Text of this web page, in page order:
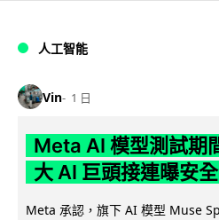
人工智能
Vin 1 日
Meta AI 模型測試期
大 AI 巨頭接連曝安
Meta 承認，旗下 AI 模型 Muse